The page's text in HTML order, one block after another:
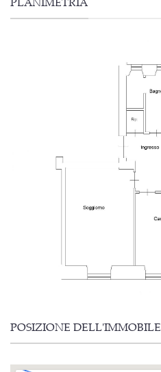
PLANIMETRIA
POSIZIONE DELL'IMMOBILE